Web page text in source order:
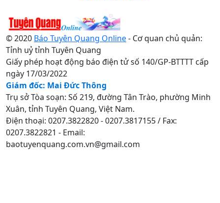
© 2020 Báo Tuyên Quang Online- Cơ quan chủ quản:
Tỉnh uỷ tỉnh Tuyên Quang
Giấy phép hoạt động báo điện tử số 140/GP-BTTTT cấp
ngày 17/03/2022
Giám đốc: Mai Đức Thông
Trụ sở Tòa soạn: Số 219, đường Tân Trào, phường Minh
Xuân, tỉnh Tuyên Quang, Việt Nam.
Điện thoại: 0207.3822820 - 0207.3817155 / Fax:
0207.3822821 - Email:
baotuyenquang.com.vn@gmail.com